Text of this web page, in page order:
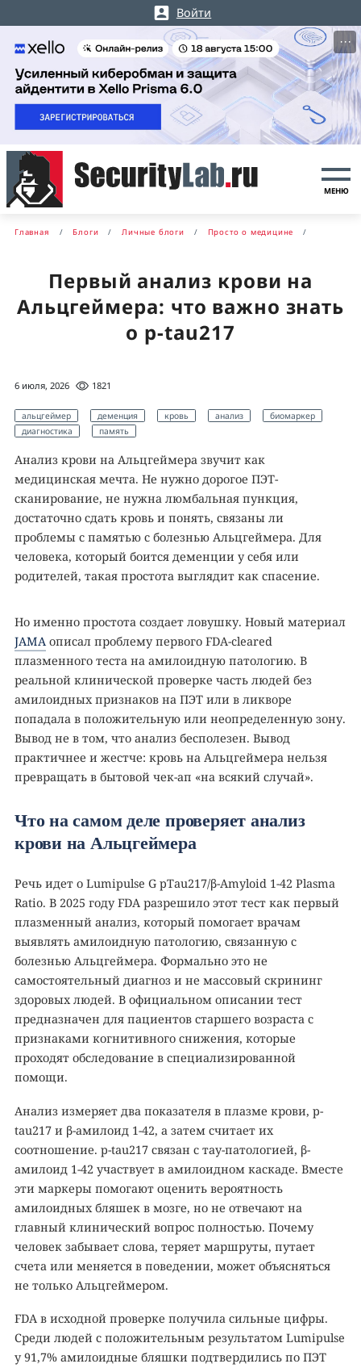
Войти
···
МЕНЮ
Главная Блоги Личные блоги Просто о медицине
Первый анализ крови на
Альцгеймера: что важно знать
о p-tau217
6 июля, 2026 1821
альцгеймер деменция кровь анализ
биомаркер
диагностика
память
Анализ крови на Альцгеймера звучит как
медицинская мечта. Не нужно дорогое ПЭТ-
сканирование, не нужна люмбальная пункция,
достаточно сдать кровь и понять, связаны ли
проблемы с памятью с болезнью Альцгеймера. Для
человека, который боится деменции у себя или
родителей, такая простота выглядит как спасение.
Но именно простота создает ловушку. Новый материал
JAMA описал проблему первого FDA-cleared
плазменного теста на амилоидную патологию. В
реальной клинической проверке часть людей без
амилоидных признаков на ПЭТ или в ликворе
попадала в положительную или неопределенную зону.
Вывод не в том, что анализ бесполезен. Вывод
практичнее и жестче: кровь на Альцгеймера нельзя
превращать в бытовой чек-ап «на всякий случай».
Что на самом деле проверяет анализ
крови на Альцгеймера
Речь идет о Lumipulse G pTau217/β-Amyloid 1-42 Plasma
Ratio. В 2025 году FDA разрешило этот тест как первый
плазменный анализ, который помогает врачам
выявлять амилоидную патологию, связанную с
болезнью Альцгеймера. Формально это не
самостоятельный диагноз и не массовый скрининг
здоровых людей. В официальном описании тест
предназначен для пациентов старшего возраста с
признаками когнитивного снижения, которые
проходят обследование в специализированной
помощи.
Анализ измеряет два показателя в плазме крови, p-
tau217 и β-амилоид 1-42, а затем считает их
соотношение. p-tau217 связан с тау-патологией, β-
амилоид 1-42 участвует в амилоидном каскаде. Вместе
эти маркеры помогают оценить вероятность
амилоидных бляшек в мозге, но не отвечают на
главный клинический вопрос полностью. Почему
человек забывает слова, теряет маршруты, путает
счета или меняется в поведении, может объясняться
не только Альцгеймером.
FDA в исходной проверке получила сильные цифры.
Среди людей с положительным результатом Lumipulse
у 91,7% амилоидные бляшки подтвердились по ПЭТ